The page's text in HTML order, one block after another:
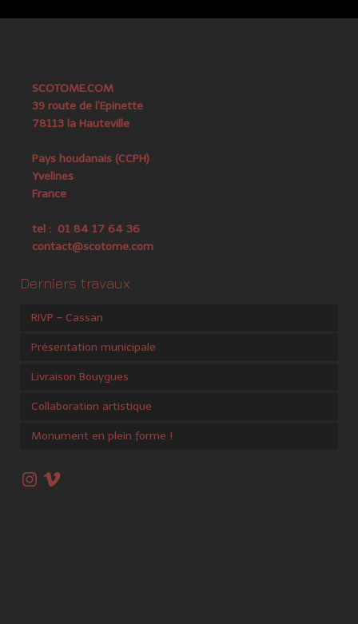
SCOTOME.COM
39 route de l’Epinette
78113 la Hauteville
Pays houdanais (CCPH)
Yvelines
France
tel : 01 84 17 64 36
contact@scotome.com
Derniers travaux
RIVP – Cassan
Présentation municipale
Livraison Bouygues
Collaboration artistique
Monument en plein forme !
Instagram
Vimeo